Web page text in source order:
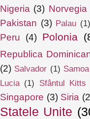
Nigeria (3) Norvegia
Pakistan (3) Palau (1)
Peru (4) Polonia
Republica
(2) Salvador (1) Samoa
Lucia (1) Sfântul
Singapore (3) Siria
Statele Unite